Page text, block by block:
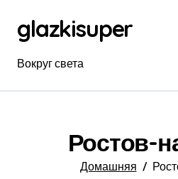
содержанию
glazkisuper
Вокруг света
Ростов-
Домашняя